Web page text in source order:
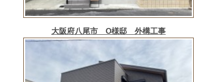
大阪府八尾市 O様邸 外構工事